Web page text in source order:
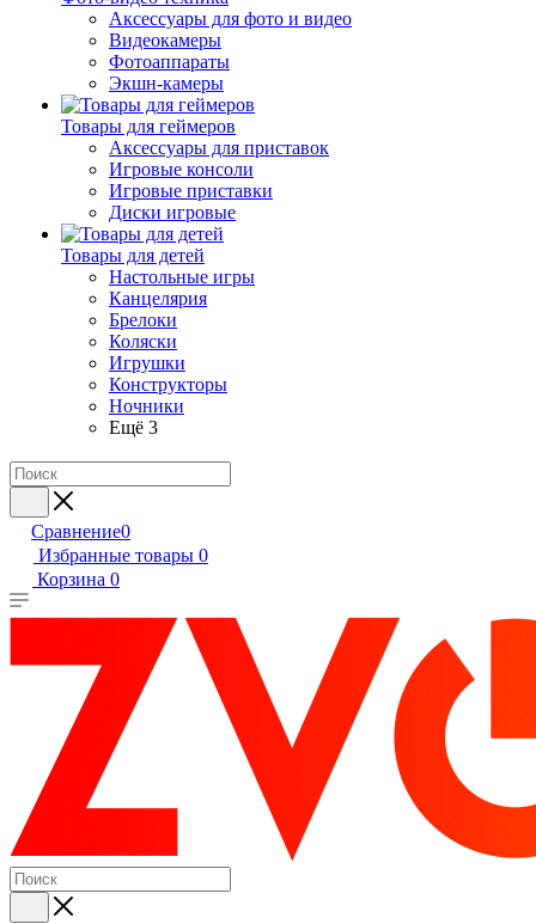
Аксессуары для фото и видео
Видеокамеры
Фотоаппараты
Экшн-камеры
Товары для геймеров
Аксессуары для приставок
Игровые консоли
Игровые приставки
Диски игровые
Товары для детей
Настольные игры
Канцелярия
Брелоки
Коляски
Игрушки
Конструкторы
Ночники
Ещё 3
Сравнение0
Избранные товары 0
Корзина 0